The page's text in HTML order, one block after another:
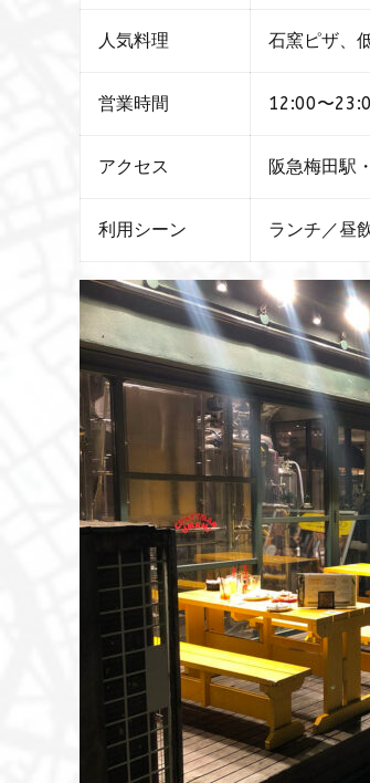
人気料理 石窯ピザ、
営業時間 12:00〜
アクセス 阪急梅田駅
利用シーン ランチ／昼